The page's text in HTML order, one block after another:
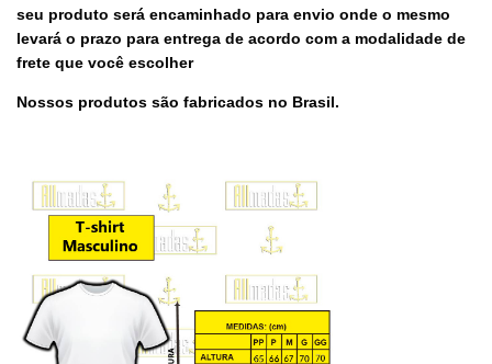
seu produto será encaminhado para envio onde o mesmo
levará o prazo para entrega de acordo com a modalidade de
frete que você escolher
Nossos produtos são fabricados no Brasil.